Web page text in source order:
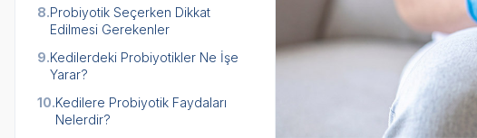
8.Probiyotik Seçerken Dikkat
Edilmesi Gerekenler
9.Kedilerdeki Probiyotikler Ne İşe
Yarar?
10.Kedilere Probiyotik Faydaları
Nelerdir?